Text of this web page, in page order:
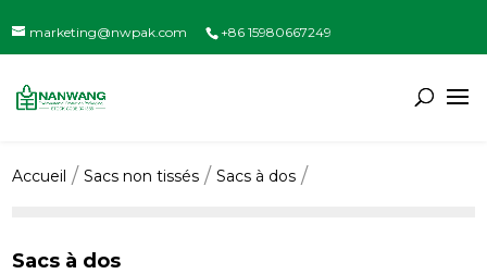
marketing@nwpak.com +86 15980667249
Accueil Sacs non tissés Sacs à dos
Sacs à dos